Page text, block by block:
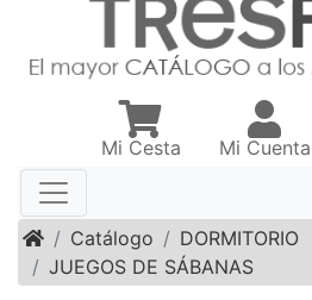
Mi Cesta Mi Cuenta
InicioCatálogo
DORMITORIO
JUEGOS DE SÁBANAS